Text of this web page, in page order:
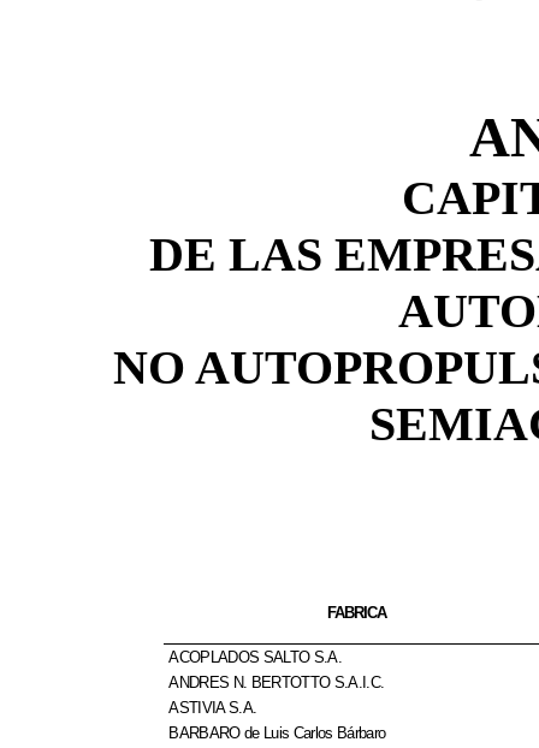
DE LAS
NO
FABRICA
ACOPLADOS SALTO S.A.
ANDRES N. BERTOTTO S.A.I.C.
ASTIVIA S.A.
BARBARO de Luis Carlos Bárbaro